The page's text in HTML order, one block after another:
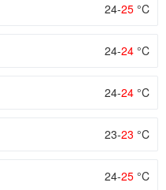
24-25 °C
24-24 °C
24-24 °C
23-23 °C
24-25 °C